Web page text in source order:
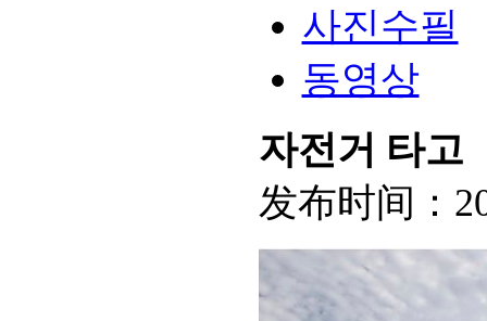
사진수필
동영상
자전거 타고
发布时间：